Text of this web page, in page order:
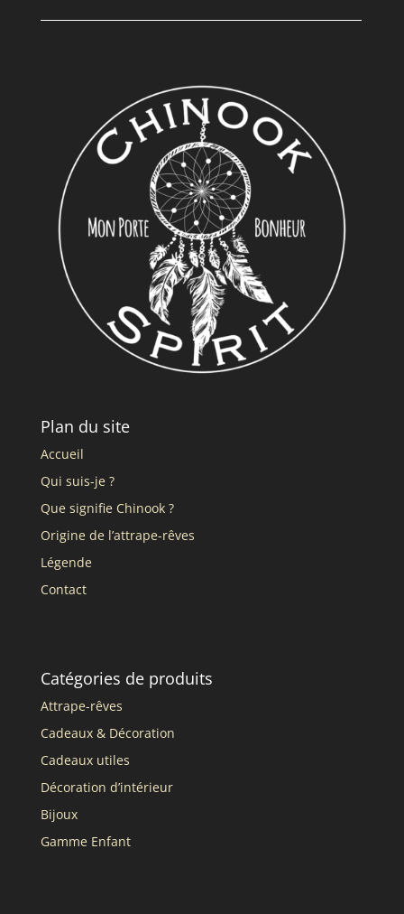
Plan du site
Accueil
Qui suis-je ?
Que signifie Chinook ?
Origine de l’attrape-rêves
Légende
Contact
Catégories de produits
Attrape-rêves
Cadeaux & Décoration
Cadeaux utiles
Décoration d’intérieur
Bijoux
Gamme Enfant